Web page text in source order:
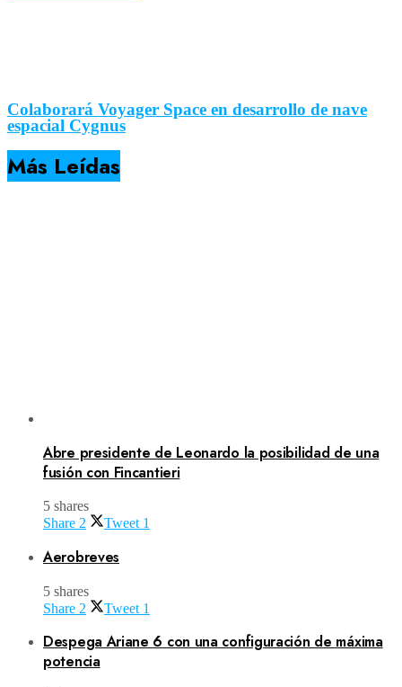
Colaborará Voyager Space en desarrollo de nave
espacial Cygnus
Más Leídas
Abre presidente de Leonardo la posibilidad de una
fusión con Fincantieri
5 shares
Share 2 Tweet 1
Aerobreves
5 shares
Share 2 Tweet 1
Despega Ariane 6 con una configuración de máxima
potencia